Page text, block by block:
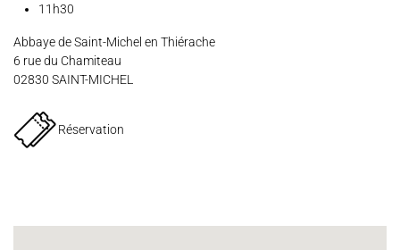
Espace Artistes
11h30
Abbaye de Saint-Michel en Thiérache
6 rue du Chamiteau
02830 SAINT-MICHEL
Réservation